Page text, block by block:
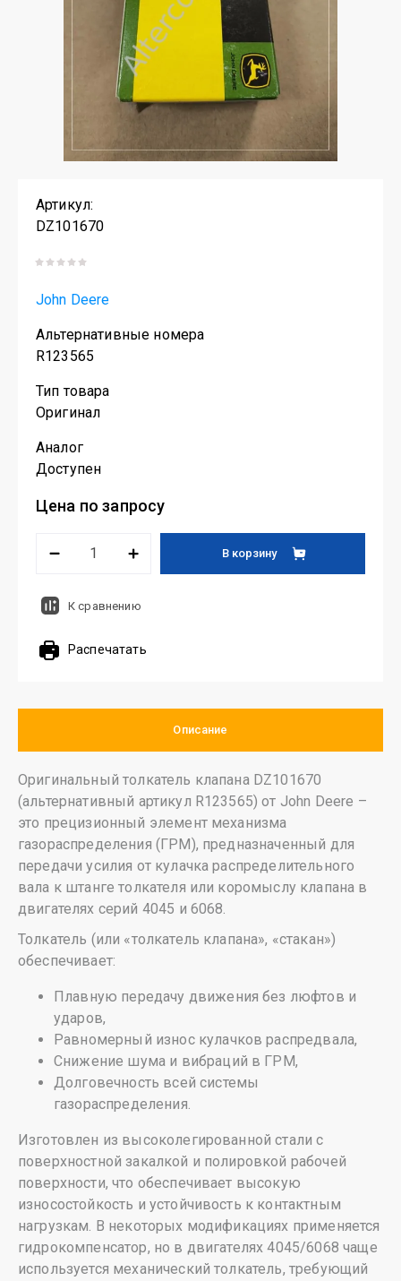
Артикул:
DZ101670
John Deere
Альтернативные номера
R123565
Тип товара
Оригинал
Аналог
Доступен
Цена по запросу
В корзину
К сравнению
Распечатать
Описание
Оригинальный толкатель клапана DZ101670
(альтернативный артикул R123565) от John Deere –
это прецизионный элемент механизма
газораспределения (ГРМ), предназначенный для
передачи усилия от кулачка распределительного
вала к штанге толкателя или коромыслу клапана в
двигателях серий 4045 и 6068.
Толкатель (или «толкатель клапана», «стакан»)
обеспечивает:
Плавную передачу движения без люфтов и
ударов,
Равномерный износ кулачков распредвала,
Снижение шума и вибраций в ГРМ,
Долговечность всей системы
газораспределения.
Изготовлен из высоколегированной стали с
поверхностной закалкой и полировкой рабочей
поверхности, что обеспечивает высокую
износостойкость и устойчивость к контактным
нагрузкам. В некоторых модификациях применяется
гидрокомпенсатор, но в двигателях 4045/6068 чаще
используется механический толкатель, требующий